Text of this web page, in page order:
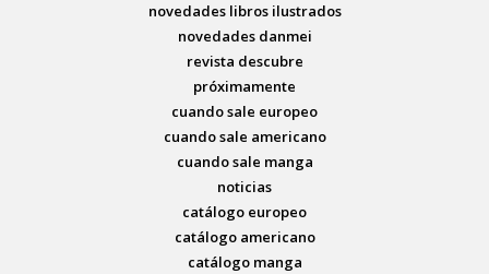
novedades libros ilustrados
novedades danmei
revista descubre
próximamente
cuando sale europeo
cuando sale americano
cuando sale manga
noticias
catálogo europeo
catálogo americano
catálogo manga